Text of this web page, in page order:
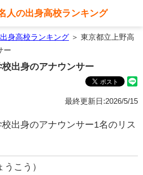
人の出身高校ランキング
身高校ランキング ＞ 東京都立上野高
ー
出身のアナウンサー
最終更新日:2026/5/15
出身のアナウンサー1名のリス
うこう）